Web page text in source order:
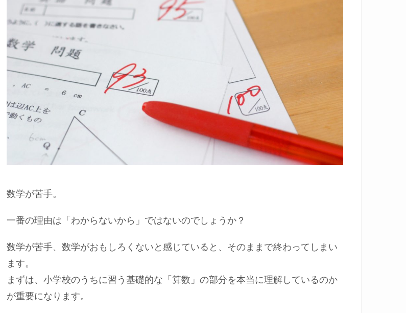
数学が苦手。
一番の理由は「わからないから」ではないのでしょうか？
数学が苦手、数学がおもしろくないと感じていると、そのままで終わってしまい
ます。
まずは、小学校のうちに習う基礎的な「算数」の部分を本当に理解しているのか
が重要になります。